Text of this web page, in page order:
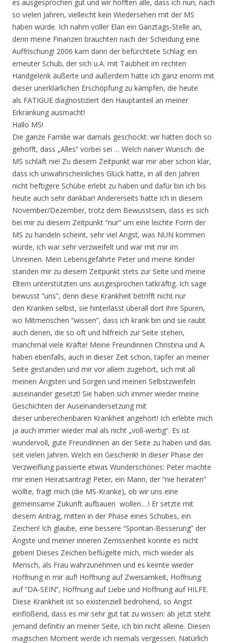
es ausgesprochen gut und wir hofften alle, dass ich nun, nach
so vielen Jahren, vielleicht kein Wiedersehen mit der MS
haben würde. Ich nahm voller Elan ein Ganztags-Stelle an,
denn meine Finanzen brauchten nach der Scheidung eine
Auffrischung! 2006 kam dann der befürchtete Schlag: ein
erneuter Schub, der sich u.A. mit Taubheit im rechten
Handgelenk äußerte und außerdem hatte ich ganz enorm mit
dieser unerklärlichen Erschöpfung zu kämpfen, die heute
als FATIGUE diagnostiziert den Hauptanteil an meiner
Erkrankung ausmacht!
Hallo MS!
Die ganze Familie war damals geschockt: wir hatten doch so
gehofft, dass „Alles“ vorbei sei … Welch naiver Wunsch: die
MS schläft nie! Zu diesem Zeitpunkt war mir aber schon klar,
dass ich unwahrscheinliches Glück hatte, in all den Jahren
nicht heftigere Schübe erlebt zu haben und dafür bin ich bis
heute auch sehr dankbar! Andererseits hatte ich in diesem
November/Dezember, trotz dem Bewusstsein, dass es sich
bei mir zu diesem Zeitpunkt “nur” um eine leichte Form der
MS zu handeln scheint, sehr viel Angst, was NUN kommen
würde, ich war sehr verzweifelt und war mit mir im
Unreinen. Mein Lebensgefährte Peter und meine Kinder
standen mir zu diesem Zeitpunkt stets zur Seite und meine
Eltern unterstützten uns ausgesprochen tatkräftig. Ich sage
bewusst “uns”, denn diese Krankheit betrifft nicht nur
den Kranken selbst, sie hinterlässt überall dort ihre Spuren,
wo Mitmenschen “wissen”, dass ich krank bin und sie raubt
auch denen, die so oft und hilfreich zur Seite stehen,
manchmal viele Kräfte! Meine Freundinnen Christina und A.
haben ebenfalls, auch in dieser Zeit schon, tapfer an meiner
Seite gestanden und mir vor allem zugehört, sich mit all
meinen Ängsten und Sorgen und meinen Selbstzweifeln
auseinander gesetzt! Sie haben sich immer wieder meine
Geschichten der Auseinandersetzung mit
dieser unberechenbaren Krankheit angehört! Ich erlebte mich
ja auch immer wieder mal als nicht „voll-wertig“. Es ist
wundervoll, gute Freundinnen an der Seite zu haben und das
seit vielen Jahren. Welch ein Geschenk! In dieser Phase der
Verzweiflung passierte etwas Wunderschönes: Peter machte
mir einen Heiratsantrag! Peter, ein Mann, der “nie heiraten”
wollte, fragt mich (die MS-Kranke), ob wir uns eine
gemeinsame Zukunft aufbauen wollen….! Er setzte mit
diesem Antrag, mitten in der Phase eines Schubes, ein
Zeichen! Ich glaube, eine bessere “Spontan-Besserung” der
Ängste und meiner inneren Zerrissenheit konnte es nicht
geben! Dieses Zeichen beflügelte mich, mich wieder als
Mensch, als Frau wahrzunehmen und es keimte wieder
Hoffnung in mir auf! Hoffnung auf Zweisamkeit, Hoffnung
auf “DA-SEIN”, Hoffnung auf Liebe und Hoffnung auf HILFE.
Diese Krankheit ist so existenziell bedrohend, so Angst
einflößend, dass es mir sehr gut tat zu wissen: ab jetzt steht
jemand definitiv an meiner Seite, ich bin nicht alleine. Diesen
magischen Moment werde ich niemals vergessen. Natürlich